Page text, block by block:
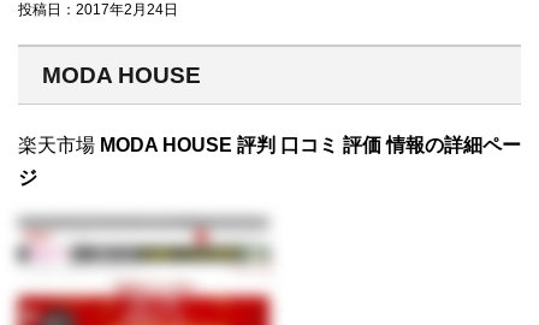
投稿日： 2017年2月24日
MODA HOUSE
楽天市場 MODA HOUSE 評判 口コミ 評価 情報の詳細ペー
ジ